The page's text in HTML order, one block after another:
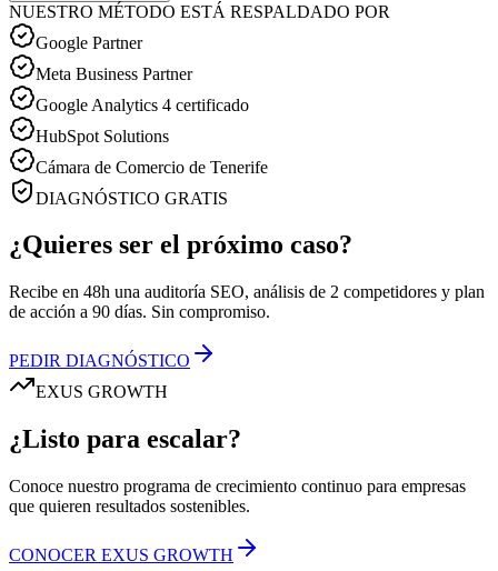
NUESTRO MÉTODO ESTÁ RESPALDADO POR
Google Partner
Meta Business Partner
Google Analytics 4 certificado
HubSpot Solutions
Cámara de Comercio de Tenerife
DIAGNÓSTICO GRATIS
¿Quieres ser el próximo caso?
Recibe en 48h una auditoría SEO, análisis de 2 competidores y plan
de acción a 90 días. Sin compromiso.
PEDIR DIAGNÓSTICO
EXUS GROWTH
¿Listo para escalar?
Conoce nuestro programa de crecimiento continuo para empresas
que quieren resultados sostenibles.
CONOCER EXUS GROWTH